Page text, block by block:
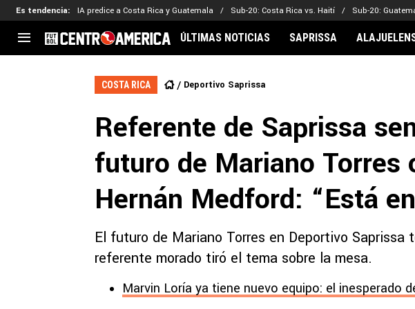
Es tendencia: IA predice a Costa Rica y Guatemala Sub-20: Costa Rica vs. Haití Sub-20:
CENTROAMÉRICA
El Salvador
CONCACAF
Liga de Naciones
Copa de Campeones
MLS
Kervin Arriaga
Adalberto Carrasquilla
Nathaniel Méndez-Laing
ÚLTIMAS NOTICIAS SAPRISSA
COSTA RICA Deportivo Saprissa
Referente de Saprissa
futuro de Mariano Torres
Hernán Medford: “Está
El futuro de Mariano Torres en Deportivo Saprissa
referente morado tiró el tema sobre la mesa.
Marvin Loría ya tiene nuevo equipo: el inesperado